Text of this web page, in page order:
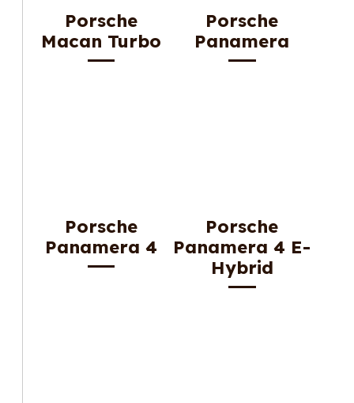
Porsche
Macan Turbo
Porsche
Panamera
Porsche
Panamera 4
Porsche
Panamera 4 E-
Hybrid